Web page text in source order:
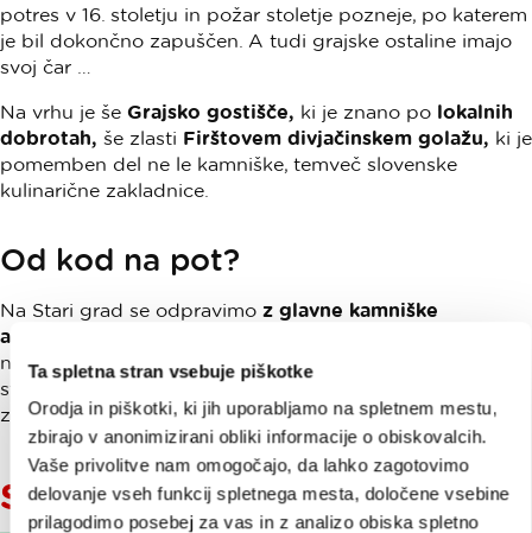
Ta spletna stran vsebuje piškotke
Orodja in piškotki, ki jih uporabljamo na spletnem mestu,
zbirajo v anonimizirani obliki informacije o obiskovalcih.
Vaše privolitve nam omogočajo, da lahko zagotovimo
delovanje vseh funkcij spletnega mesta, določene vsebine
prilagodimo posebej za vas in z analizo obiska spletno
potres v 16. stoletju in požar stoletje pozneje, po katerem
je bil dokončno zapuščen. A tudi grajske ostaline imajo
svoj čar …
Na vrhu je še Grajsko gostišče, ki je znano po lokalnih
dobrotah, še zlasti Firštovem divjačinskem golažu, ki je
pomemben del ne le kamniške, temveč slovenske
kulinarične zakladnice.
Od kod na pot?
Na Stari grad se odpravimo z glavne kamniške
avtobusne postaje,
nadaljujemo desno, do naslednjega mostu, kjer na levi
strani, čez cesto, ugledamo majhno tablo, ki označuje
začetek poti. Do Starega gradu je približnopol ure hoje.
Sorodne vsebine